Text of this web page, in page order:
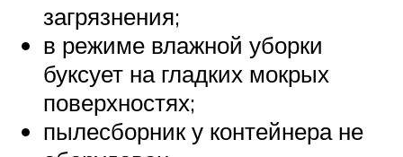
загрязнения;
в режиме влажной уборки
буксует на гладких мокрых
поверхностях;
пылесборник у контейнера не